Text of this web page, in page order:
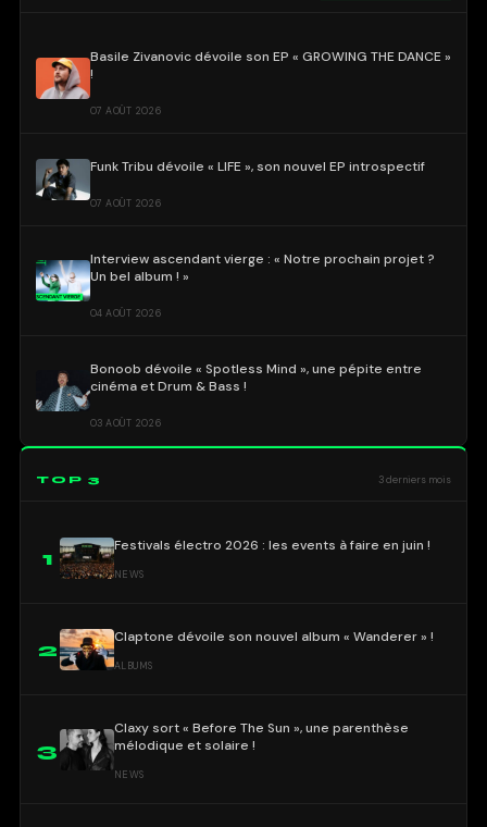
Basile Zivanovic dévoile son EP « GROWING THE DANCE »
!
07 AOÛT 2026
Funk Tribu dévoile « LIFE », son nouvel EP introspectif
07 AOÛT 2026
Interview ascendant vierge : « Notre prochain projet ?
Un bel album ! »
04 AOÛT 2026
Bonoob dévoile « Spotless Mind », une pépite entre
cinéma et Drum & Bass !
03 AOÛT 2026
TOP 3 3 derniers mois
1
Festivals électro 2026 : les events à faire en juin !
NEWS
2
Claptone dévoile son nouvel album « Wanderer » !
ALBUMS
3
Claxy sort « Before The Sun », une parenthèse
mélodique et solaire !
NEWS